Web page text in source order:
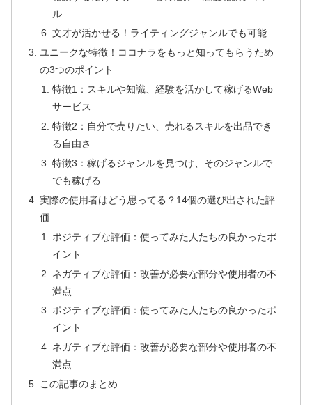
ル
文才が活かせる！ライティングジャンルでも可能
ユニークな特徴！ココナラをもっと知ってもらうため
の3つのポイント
特徴1：スキルや知識、経験を活かして稼げるWeb
サービス
特徴2：自分で売りたい、売れるスキルを出品でき
る自由さ
特徴3：稼げるジャンルを見つけ、そのジャンルで
でも稼げる
実際の使用者はどう思ってる？14個の選び出された評
価
ポジティブな評価：使ってみた人たちの良かったポ
イント
ネガティブな評価：改善が必要な部分や使用者の不
満点
ポジティブな評価：使ってみた人たちの良かったポ
イント
ネガティブな評価：改善が必要な部分や使用者の不
満点
この記事のまとめ